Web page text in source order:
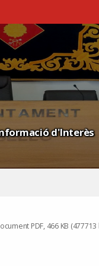
d'Interès
PDF, 466 KB (477713